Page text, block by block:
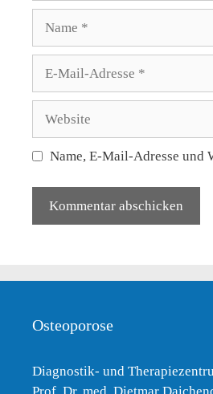
Adresse
Name, E-Mail-Adresse und
Osteoporose
Diagnostik- und